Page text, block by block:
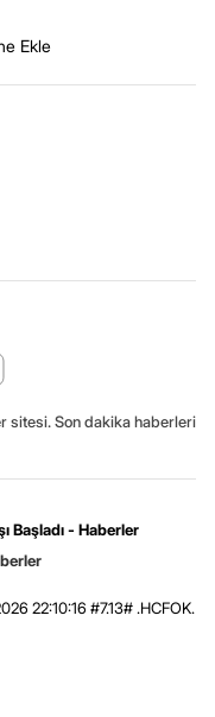
Ekle
sitesi. Son dakika haberleri
Başladı - Haberler
22:10:16 #7.13# .HCFOK.